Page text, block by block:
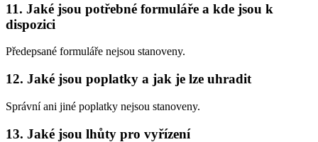
11. Jaké jsou potřebné formuláře a kde jsou k
dispozici
Předepsané formuláře nejsou stanoveny.
12. Jaké jsou poplatky a jak je lze uhradit
Správní ani jiné poplatky nejsou stanoveny.
13. Jaké jsou lhůty pro vyřízení